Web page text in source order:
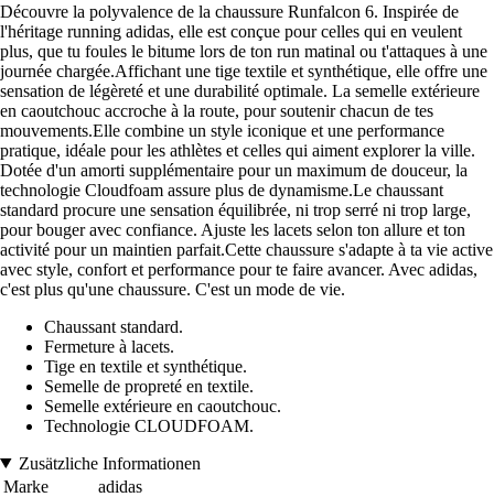
Découvre la polyvalence de la chaussure Runfalcon 6. Inspirée de
l'héritage running adidas, elle est conçue pour celles qui en veulent
plus, que tu foules le bitume lors de ton run matinal ou t'attaques à une
journée chargée.Affichant une tige textile et synthétique, elle offre une
sensation de légèreté et une durabilité optimale. La semelle extérieure
en caoutchouc accroche à la route, pour soutenir chacun de tes
mouvements.Elle combine un style iconique et une performance
pratique, idéale pour les athlètes et celles qui aiment explorer la ville.
Dotée d'un amorti supplémentaire pour un maximum de douceur, la
technologie Cloudfoam assure plus de dynamisme.Le chaussant
standard procure une sensation équilibrée, ni trop serré ni trop large,
pour bouger avec confiance. Ajuste les lacets selon ton allure et ton
activité pour un maintien parfait.Cette chaussure s'adapte à ta vie active
avec style, confort et performance pour te faire avancer. Avec adidas,
c'est plus qu'une chaussure. C'est un mode de vie.
Chaussant standard.
Fermeture à lacets.
Tige en textile et synthétique.
Semelle de propreté en textile.
Semelle extérieure en caoutchouc.
Technologie CLOUDFOAM.
Zusätzliche Informationen
Marke
adidas